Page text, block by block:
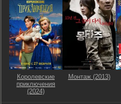
Королевские
приключения
(2024)
Монтаж (2013)